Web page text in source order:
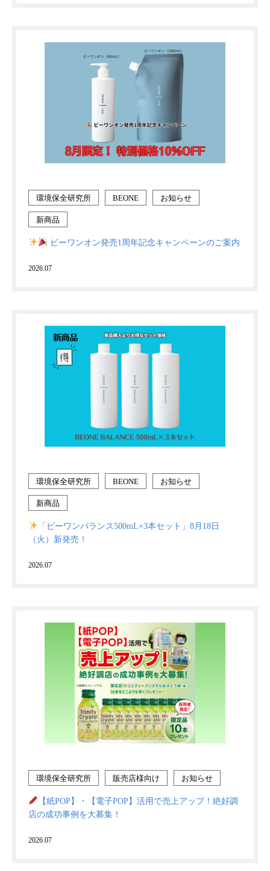
環境保全研究所 BEONE お知らせ
新商品
ビーワンオン発売1周年記念キャンペーンのご案内
2026.07
環境保全研究所 BEONE お知らせ
新商品
「ビーワンバランス500mL×3本セット」8月18日
（火）新発売！
2026.07
環境保全研究所 販売店様向け お知らせ
【紙POP】・【電子POP】活用で売上アップ！絶好調
店の成功事例を大募集！
2026.07